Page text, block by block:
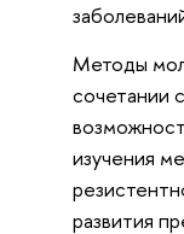
Методы
сочетании
изучения
развития